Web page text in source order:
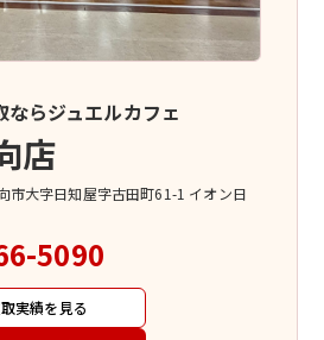
らジュエルカフェ
店
市大字日知屋字古田町61-1 イオン日
5090
実績を見る